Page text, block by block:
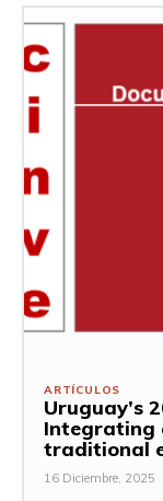
ARTÍCULOS
Uruguay’s
Integrating
traditional
16 Diciembre, 2025